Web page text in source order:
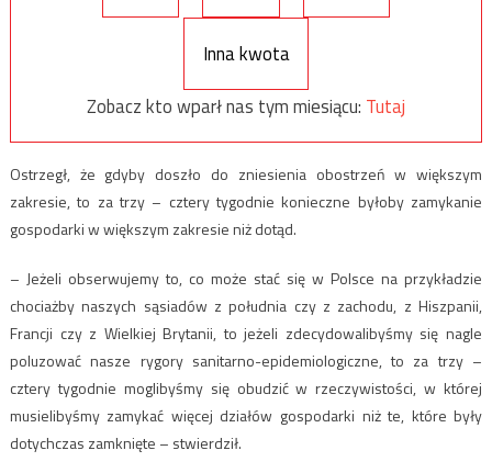
Inna kwota
Zobacz kto wparł nas tym miesiącu: Tutaj
Ostrzegł, że gdyby doszło do zniesienia obostrzeń w większym
zakresie, to za trzy – cztery tygodnie konieczne byłoby zamykanie
gospodarki w większym zakresie niż dotąd.
– Jeżeli obserwujemy to, co może stać się w Polsce na przykładzie
chociażby naszych sąsiadów z południa czy z zachodu, z Hiszpanii,
Francji czy z Wielkiej Brytanii, to jeżeli zdecydowalibyśmy się nagle
poluzować nasze rygory sanitarno-epidemiologiczne, to za trzy –
cztery tygodnie moglibyśmy się obudzić w rzeczywistości, w której
musielibyśmy zamykać więcej działów gospodarki niż te, które były
dotychczas zamknięte – stwierdził.